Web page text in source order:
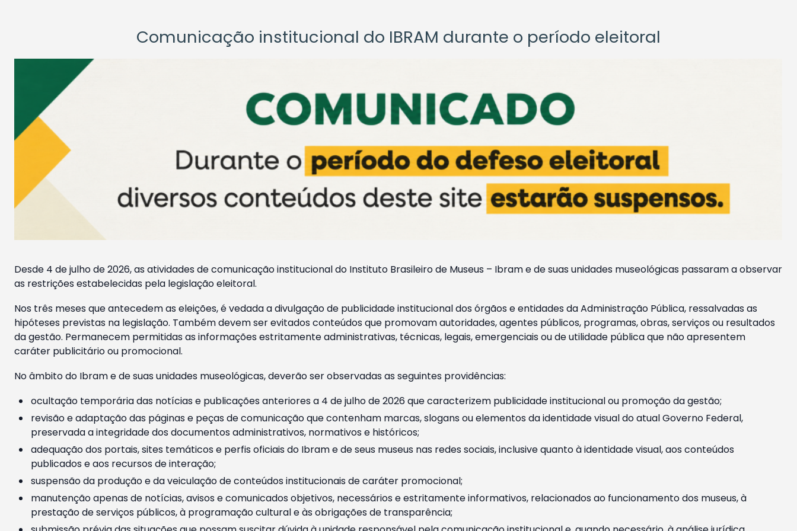
Comunicação institucional do IBRAM durante o período eleitoral
Desde 4 de julho de 2026, as atividades de comunicação institucional do Instituto Brasileiro de Museus – Ibram e de suas unidades museológicas passaram a observar
as restrições estabelecidas pela legislação eleitoral.
Nos três meses que antecedem as eleições, é vedada a divulgação de publicidade institucional dos órgãos e entidades da Administração Pública, ressalvadas as
hipóteses previstas na legislação. Também devem ser evitados conteúdos que promovam autoridades, agentes públicos, programas, obras, serviços ou resultados
da gestão. Permanecem permitidas as informações estritamente administrativas, técnicas, legais, emergenciais ou de utilidade pública que não apresentem
caráter publicitário ou promocional.
No âmbito do Ibram e de suas unidades museológicas, deverão ser observadas as seguintes providências:
ocultação temporária das notícias e publicações anteriores a 4 de julho de 2026 que caracterizem publicidade institucional ou promoção da gestão;
revisão e adaptação das páginas e peças de comunicação que contenham marcas, slogans ou elementos da identidade visual do atual Governo Federal,
preservada a integridade dos documentos administrativos, normativos e históricos;
adequação dos portais, sites temáticos e perfis oficiais do Ibram e de seus museus nas redes sociais, inclusive quanto à identidade visual, aos conteúdos
publicados e aos recursos de interação;
suspensão da produção e da veiculação de conteúdos institucionais de caráter promocional;
manutenção apenas de notícias, avisos e comunicados objetivos, necessários e estritamente informativos, relacionados ao funcionamento dos museus, à
prestação de serviços públicos, à programação cultural e às obrigações de transparência;